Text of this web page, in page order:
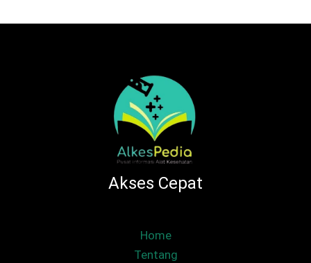
Akses Cepat
Home
Tentang